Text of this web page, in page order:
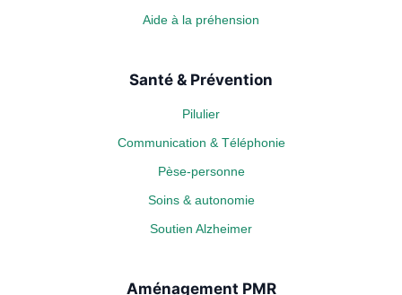
Aide à la préhension
Santé & Prévention
Pilulier
Communication & Téléphonie
Pèse-personne
Soins & autonomie
Soutien Alzheimer
Aménagement PMR